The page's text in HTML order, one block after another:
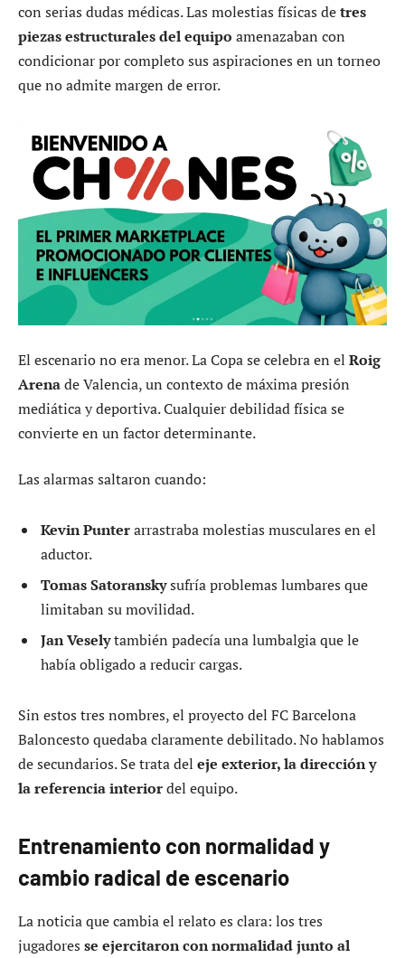
con serias dudas médicas. Las molestias físicas detres
piezas estructurales del equipo amenazaban con
condicionar por completo sus aspiraciones en un torneo
que no admite margen de error.
El escenario no era menor. La Copa se celebra en el Roig
Arenade Valencia, un contexto de máxima presión
mediática y deportiva. Cualquier debilidad física se
convierte en un factor determinante.
Las alarmas saltaron cuando:
Kevin Punterarrastraba molestias musculares en el
aductor.
Tomas Satoranskysufría problemas lumbares que
limitaban su movilidad.
Jan Veselytambién padecía una lumbalgia que le
había obligado a reducir cargas.
Sin estos tres nombres, el proyecto del FC Barcelona
Baloncesto quedaba claramente debilitado. No hablamos
de secundarios. Se trata del eje exterior, la dirección y
la referencia interiordel equipo.
Entrenamiento con normalidad y
cambio radical de escenario
La noticia que cambia el relato es clara: los tres
jugadores se ejercitaron con normalidad junto al